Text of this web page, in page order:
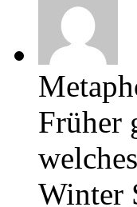
Früher
Winter